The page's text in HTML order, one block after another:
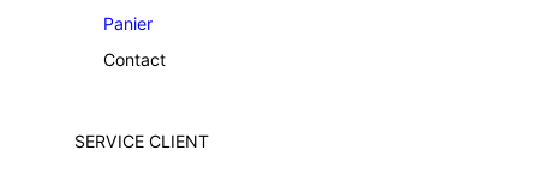
Panier
Contact
SERVICE CLIENT